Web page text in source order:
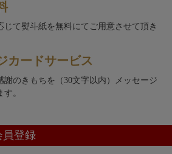
じて熨斗紙を無料にてご用意させて頂き
カードサービス
謝のきもちを（30文字以内）メッセージ
。
員登録